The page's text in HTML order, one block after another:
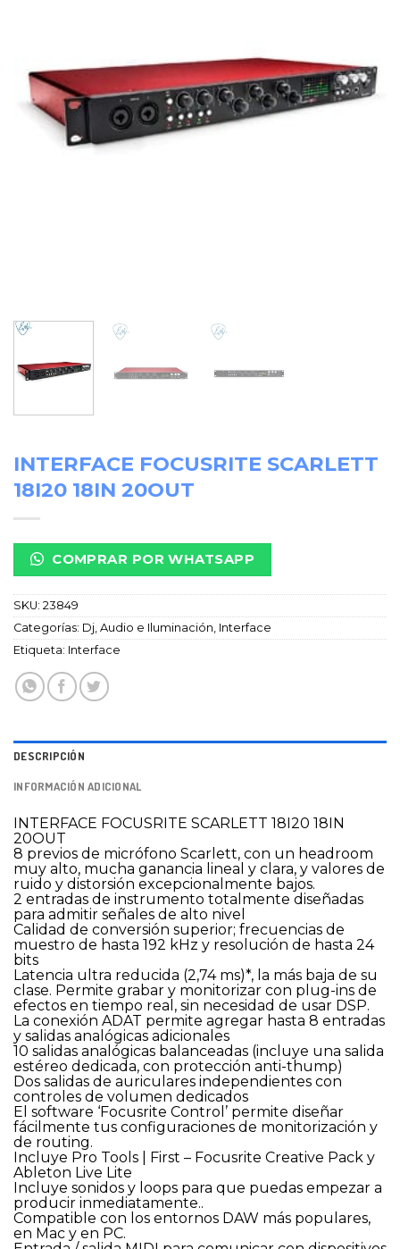
INTERFACE FOCUSRITE SCARLETT
18I20 18IN 20OUT
COMPRAR POR WHATSAPP
SKU: 23849
Categorías: Dj, Audio e Iluminación Interface
Etiqueta: Interface
DESCRIPCIÓN
INFORMACIÓN ADICIONAL
INTERFACE FOCUSRITE SCARLETT 18I20 18IN
20OUT
8 previos de micrófono Scarlett, con un headroom
muy alto, mucha ganancia lineal y clara, y valores de
ruido y distorsión excepcionalmente bajos.
2 entradas de instrumento totalmente diseñadas
para admitir señales de alto nivel
Calidad de conversión superior; frecuencias de
muestro de hasta 192 kHz y resolución de hasta 24
bits
Latencia ultra reducida (2,74 ms)*, la más baja de su
clase. Permite grabar y monitorizar con plug-ins de
efectos en tiempo real, sin necesidad de usar DSP.
La conexión ADAT permite agregar hasta 8 entradas
y salidas analógicas adicionales
10 salidas analógicas balanceadas (incluye una salida
estéreo dedicada, con protección anti-thump)
Dos salidas de auriculares independientes con
controles de volumen dedicados
El software ‘Focusrite Control’ permite diseñar
fácilmente tus configuraciones de monitorización y
de routing.
Incluye Pro Tools | First – Focusrite Creative Pack y
Ableton Live Lite
Incluye sonidos y loops para que puedas empezar a
producir inmediatamente..
Compatible con los entornos DAW más populares,
en Mac y en PC.